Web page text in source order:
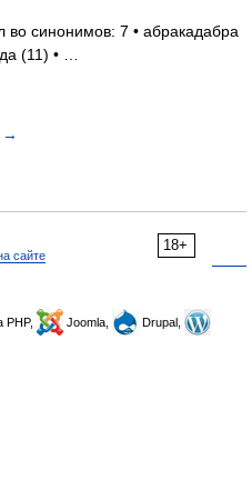
синонимов: 7 • абракадабра
(11) • …
→
18+
сайте
PHP, Joomla,
Drupal,